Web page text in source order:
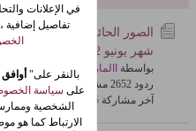
الصور الحائزة على جائزة
شهر يونيو June 2012
بواسطة
االمارد
ردود 2
265 مشاهدات
آخر مشاركة 15-Jul-2012, 07:24 PM
في الإعلانات
تفاصيل إضافية
بالنقر على" أوافق
على سياسة
الشخصية
الارتباط كما هو